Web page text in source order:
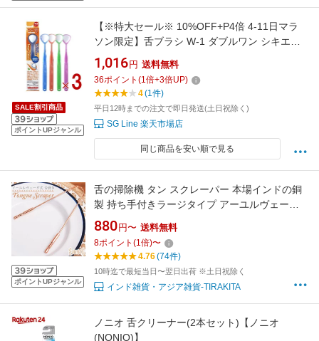
SALE割引商品
ポイントUPジャンル
【※特大セール※ 10%OFF+P4倍 4-11日マラ
ソン限定】舌ブラシ W-1 ダブルワン シキエン
舌クリーナー 舌磨き 口臭 予防 口臭対策 舌苔
舌 みがき ブラシ SHIKIEN 3個
1,016 円 送料無料
36ポイント (1倍+3倍UP)
4(1件)
平日12時までの注文で即日発送(土日祝除く)
SG Line 楽天市場店
同じ商品を安い順で見る
ポイントUPジャンル
舌の掃除機 タン スクレーパー 本場インドの銅
製 持ち手付きラージタイプ アーユルヴェーダ
式舌磨きへ / 口臭予防 口臭対策 舌苔除去 舌ク
リーナー ヨガ タンスクレーパー タングスクレ
ーパー アジアの健康グッズ 健康器具 美容と健
康 エスニック 雑貨
880 円〜 送料無料
8ポイント (1倍)〜
4.76(74件)
10時迄で最短当日〜翌日出荷 ※土日祝除く
インド雑貨・アジア雑貨-TIRAKITA
ノニオ 舌クリーナー(2本セット)【ノニオ
(NONIO)】